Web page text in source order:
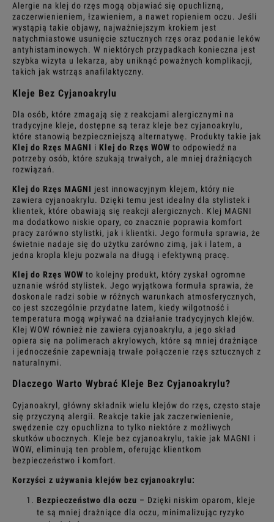
Alergie na klej do rzęs mogą objawiać się opuchlizną,
zaczerwienieniem, łzawieniem, a nawet ropieniem oczu. Jeśli
wystąpią takie objawy, najważniejszym krokiem jest
natychmiastowe usunięcie sztucznych rzęs oraz podanie leków
antyhistaminowych. W niektórych przypadkach konieczna jest
szybka wizyta u lekarza, aby uniknąć poważnych komplikacji,
takich jak wstrząs anafilaktyczny.
Kleje Bez Cyjanoakrylu
Dla osób, które zmagają się z reakcjami alergicznymi na
tradycyjne kleje, dostępne są teraz kleje bez cyjanoakrylu,
które stanowią bezpieczniejszą alternatywę. Produkty takie jak
Klej do Rzęs MAGNI i Klej do Rzęs WOW to odpowiedź na
potrzeby osób, które szukają trwałych, ale mniej drażniących
rozwiązań.
Klej do Rzęs MAGNI jest innowacyjnym klejem, który nie
zawiera cyjanoakrylu. Dzięki temu jest idealny dla stylistek i
klientek, które obawiają się reakcji alergicznych. Klej MAGNI
ma dodatkowo niskie opary, co znacznie poprawia komfort
pracy zarówno stylistki, jak i klientki. Jego formuła sprawia, że
świetnie nadaje się do użytku zarówno zimą, jak i latem, a
jedna kropla kleju pozwala na długą i efektywną pracę.
Klej do Rzęs WOW to kolejny produkt, który zyskał ogromne
uznanie wśród stylistek. Jego wyjątkowa formuła sprawia, że
doskonale radzi sobie w różnych warunkach atmosferycznych,
co jest szczególnie przydatne latem, kiedy wilgotność i
temperatura mogą wpływać na działanie tradycyjnych klejów.
Klej WOW również nie zawiera cyjanoakrylu, a jego skład
opiera się na polimerach akrylowych, które są mniej drażniące
i jednocześnie zapewniają trwałe połączenie rzęs sztucznych z
naturalnymi.
Dlaczego Warto Wybrać Kleje Bez Cyjanoakrylu?
Cyjanoakryl, główny składnik wielu klejów do rzęs, często staje
się przyczyną alergii. Reakcje takie jak zaczerwienienie,
swędzenie czy opuchlizna to tylko niektóre z możliwych
skutków ubocznych. Kleje bez cyjanoakrylu, takie jak MAGNI i
WOW, eliminują ten problem, oferując klientkom
bezpieczeństwo i komfort.
Korzyści z używania klejów bez cyjanoakrylu:
Bezpieczeństwo dla oczu – Dzięki niskim oparom, kleje
te są mniej drażniące dla oczu, minimalizując ryzyko